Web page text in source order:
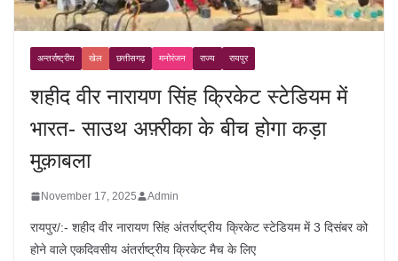
अन्तर्राष्ट्रीय खेल छत्तीसगढ़ मनोरंजन राज्य रायपुर
शहीद वीर नारायण सिंह क्रिकेट स्टेडियम में
भारत- साउथ अफ़्रीका के बीच होगा कड़ा
मुक़ाबला
November 17, 2025 Admin
रायपुर/:- शहीद वीर नारायण सिंह अंतर्राष्ट्रीय क्रिकेट स्टेडियम में 3 दिसंबर को
होने वाले एकदिवसीय अंतर्राष्ट्रीय क्रिकेट मैच के लिए